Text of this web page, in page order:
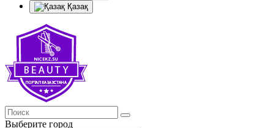
Қазақ
Выберите город